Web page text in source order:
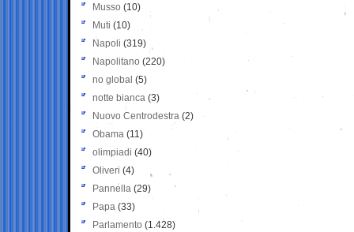
Musso (10)
Muti (10)
Napoli (319)
Napolitano (220)
no global (5)
notte bianca (3)
Nuovo Centrodestra (2)
Obama (11)
olimpiadi (40)
Oliveri (4)
Pannella (29)
Papa (33)
Parlamento (1.428)